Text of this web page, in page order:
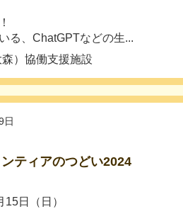
る、ChatGPTなどの生...
）協働支援施設
日
ティアのつどい2024
日（日）